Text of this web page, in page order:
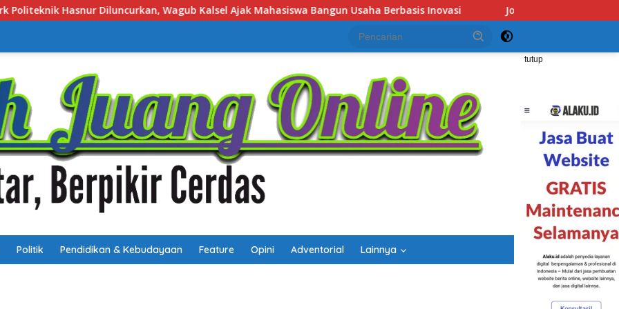
Ajak Mahasiswa Bangun Usaha Berbasis Inovasi Job Fair Kalsel 2026 Dibuka, Sediakan Hampir 2.000 Lowongan
tutup
Politik Pendidikan & Kebudayaan Feature Opini Adventorial Lainnya